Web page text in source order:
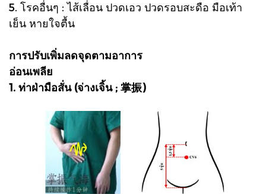
5. โรคอื่นๆ : ไส้เลื่อน ปวดเอว ปวดรอบสะดือ มือเท้า
เย็น หายใจตื้น
การปรับเพิ่มลดจุดตามอาการ
อ่อนเพลีย
1. ท่าฝ่ามือสั่น (จ่างเจิ้น ; 掌振)